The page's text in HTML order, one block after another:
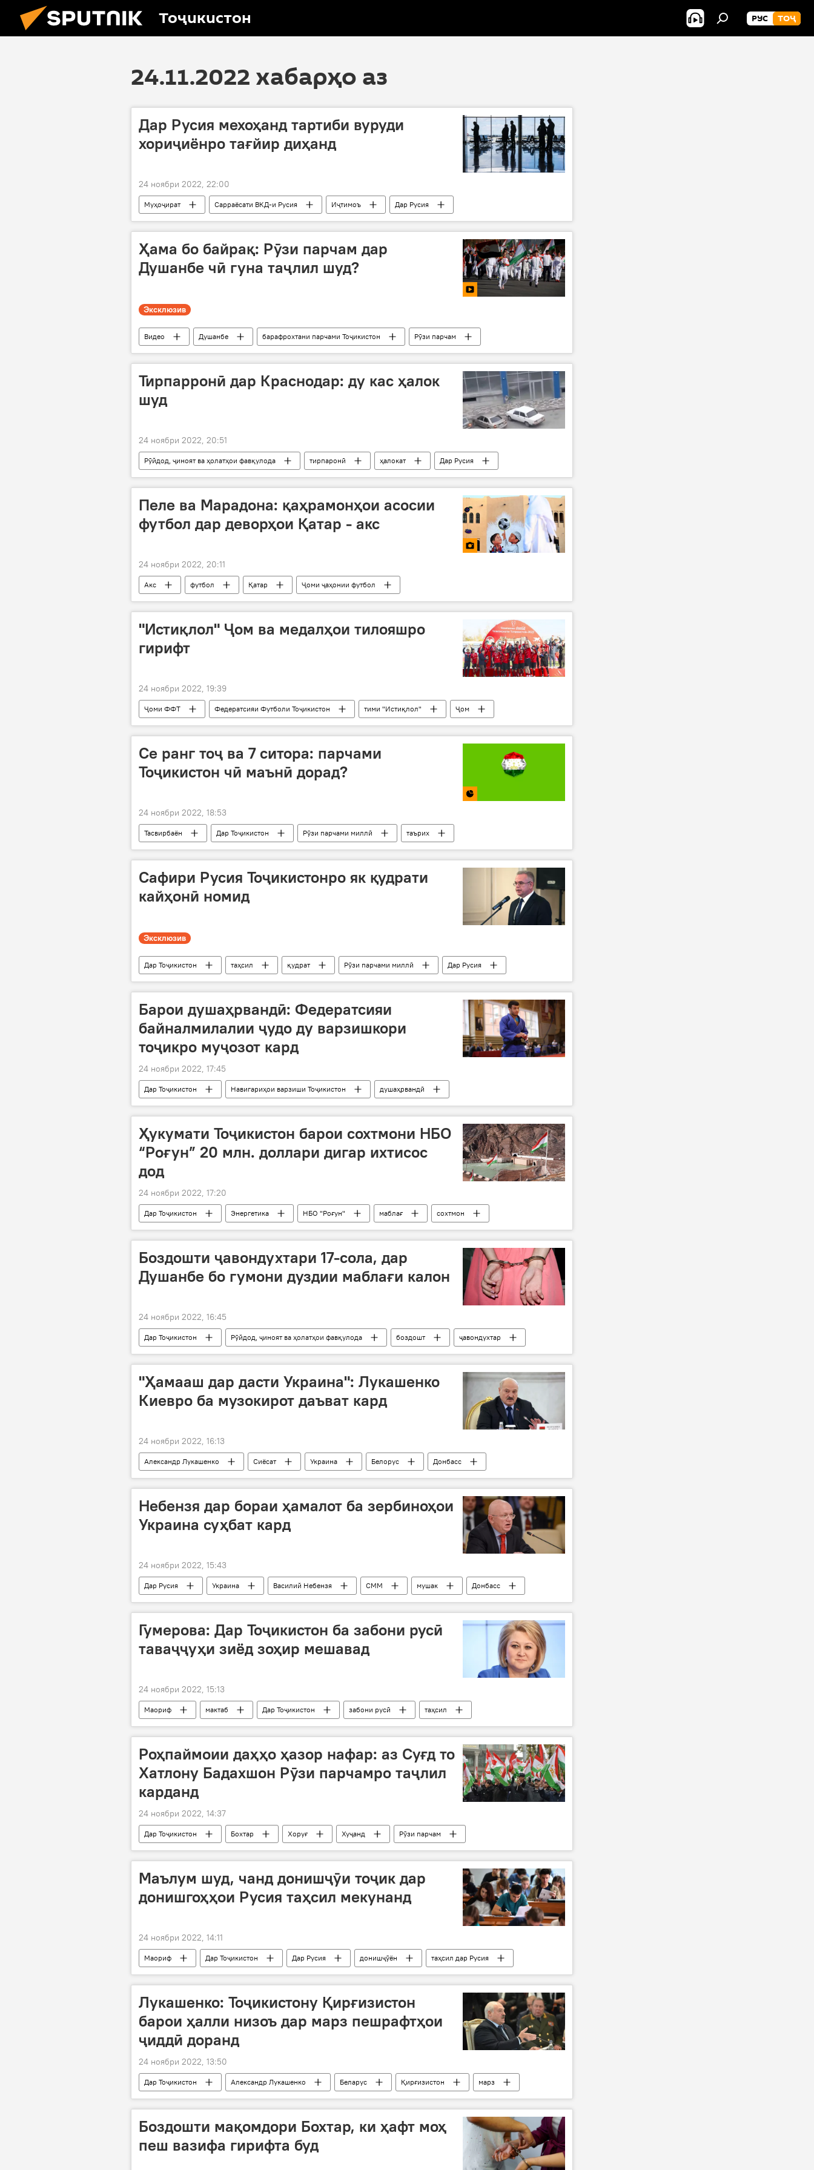
Тоҷикистон РУС ТОҶ
24.11.2022 хабарҳо аз
Дар Русия мехоҳанд тартиби вуруди
хориҷиёнро тағйир диҳанд
24 ноябри 2022, 22:00
Муҳоҷират Сарраёсати ВКД-и Русия Иҷтимоъ Дар Русия
Ҳама бо байрақ: Рӯзи парчам дар
Душанбе чӣ гуна таҷлил шуд?
Эксклюзив
Видео Душанбе барафрохтани парчами Тоҷикистон Рӯзи парчам
Тирпарронӣ дар Краснодар: ду кас ҳалок
шуд
24 ноябри 2022, 20:51
Рӯйдод, ҷиноят ва ҳолатҳои фавқулода тирпаронӣ ҳалокат Дар Русия
Пеле ва Марадона: қаҳрамонҳои асосии
футбол дар деворҳои Қатар - акс
24 ноябри 2022, 20:11
Акс футбол Қатар
Ҷоми ҷаҳонии футбол
Навигариҳои варзиши Тоҷикистон
"Истиқлол" Ҷом ва медалҳои тилояшро
гирифт
24 ноябри 2022, 19:39
Ҷоми ФФТ Федератсияи Футболи Тоҷикистон тими "Истиқлол"
Ҷом
Қаҳрамонии футболи Тоҷикистон
Се ранг тоҷ ва 7 ситора: парчами
Тоҷикистон чӣ маънӣ дорад?
24 ноябри 2022, 18:53
Тасвирбаён Дар Тоҷикистон Рӯзи парчами миллӣ таърих
Сафири Русия Тоҷикистонро як қудрати
кайҳонӣ номид
Эксклюзив
Дар Тоҷикистон таҳсил қудрат Рӯзи парчами миллӣ Дар Русия
Барои душаҳрвандӣ: Федератсияи
байналмилалии ҷудо ду варзишкори
тоҷикро муҷозот кард
24 ноябри 2022, 17:45
Дар Тоҷикистон Навигариҳои варзиши Тоҷикистон
душаҳрвандӣ
Федератсияи дзюдои Тоҷикистон
Ҳукумати Тоҷикистон барои сохтмони НБО
“Роғун” 20 млн. доллари дигар ихтисос
дод
24 ноябри 2022, 17:20
Дар Тоҷикистон Энергетика НБО "Роғун" маблағ
сохтмон
Ҳукумат
Боздошти ҷавондухтари 17-сола, дар
Душанбе бо гумони дуздии маблағи калон
24 ноябри 2022, 16:45
Дар Тоҷикистон Рӯйдод, ҷиноят ва ҳолатҳои фавқулода боздошт
ҷавондухтар
дуздӣ
ВКД
"Ҳамааш дар дасти Украина": Лукашенко
Киевро ба музокирот даъват кард
24 ноябри 2022, 16:13
Александр Лукашенко Сиёсат Украина Белорус
Донбасс
Дар Русия
Небензя дар бораи ҳамалот ба зербиноҳои
Украина суҳбат кард
24 ноябри 2022, 15:43
Дар Русия Украина Василий Небензя СММ мушак Донбасс
Гумерова: Дар Тоҷикистон ба забони русӣ
таваҷҷуҳи зиёд зоҳир мешавад
24 ноябри 2022, 15:13
Маориф мактаб Дар Тоҷикистон забони русӣ
таҳсил
мактаби русӣ
Дар Русия
Роҳпаймоии даҳҳо ҳазор нафар: аз Суғд то
Хатлону Бадахшон Рӯзи парчамро таҷлил
карданд
24 ноябри 2022, 14:37
Дар Тоҷикистон Бохтар Хоруғ Хуҷанд Рӯзи парчам
Маълум шуд, чанд донишҷӯи тоҷик дар
донишгоҳҳои Русия таҳсил мекунанд
24 ноябри 2022, 14:11
Маориф Дар Тоҷикистон Дар Русия донишҷӯён
таҳсил дар Русия
таҳсил
Лукашенко: Тоҷикистону Қирғизистон
барои ҳалли низоъ дар марз пешрафтҳои
ҷиддӣ доранд
24 ноябри 2022, 13:50
Дар Тоҷикистон Александр Лукашенко Беларус Қирғизистон
марз
мушкил
ҳалли низоъ Раисҷумҳур Эмомалӣ Раҳмон
Боздошти мақомдори Бохтар, ки ҳафт моҳ
пеш вазифа гирифта буд